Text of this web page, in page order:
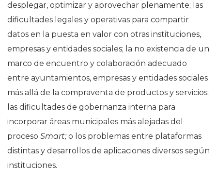
desplegar, optimizar y aprovechar plenamente; las
dificultades legales y operativas para compartir
datos en la puesta en valor con otras instituciones,
empresas y entidades sociales; la no existencia de un
marco de encuentro y colaboración adecuado
entre ayuntamientos, empresas y entidades sociales
más allá de la compraventa de productos y servicios;
las dificultades de gobernanza interna para
incorporar áreas municipales más alejadas del
proceso Smart; o los problemas entre plataformas
distintas y desarrollos de aplicaciones diversos según
instituciones.